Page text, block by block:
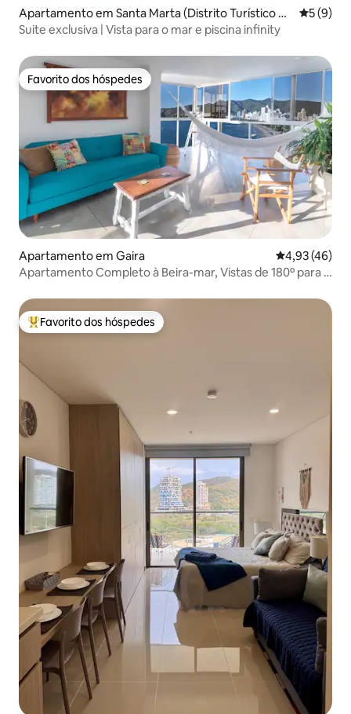
Apartamento em Santa Marta (Distrito Turístico C
ultural E Histórico)
5 (9)
Suite exclusiva | Vista para o mar e piscina infinity
Favorito dos hóspedes
Favorito dos hóspedes
Apartamento em Gaira Classificação
4,93 (46)
Apartamento Completo à Beira-mar, Vistas de 180º para o
Favoritos dos hóspedes mais apreciados
Favorito dos hóspedes